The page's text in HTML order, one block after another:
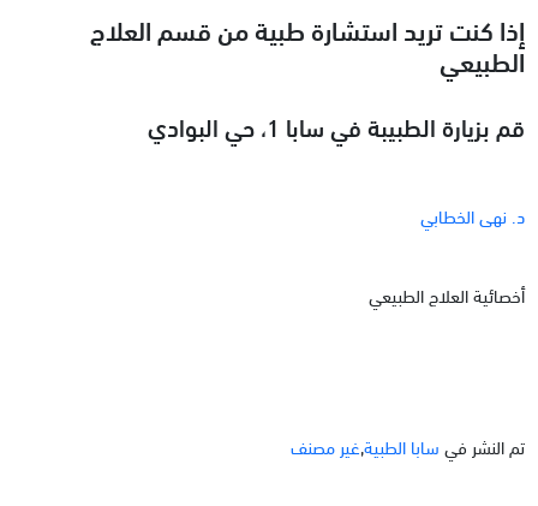
إذا كنت تريد استشارة طبية من قسم العلاج
الطبيعي
قم بزيارة الطبيبة في سابا 1، حي البوادي
د. نهى الخطابي
أخصائية العلاج الطبيعي
تم النشر في سابا الطبية,غير مصنف